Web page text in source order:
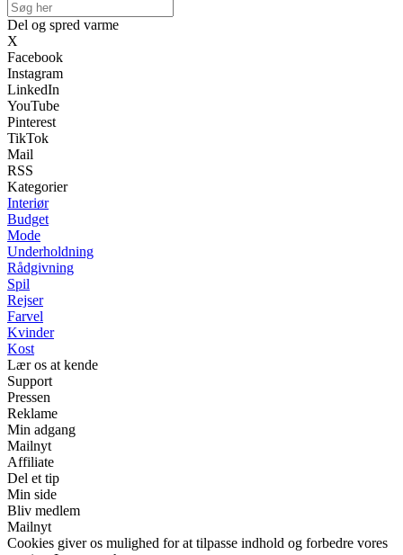
Del og spred varme
X
Facebook
Instagram
LinkedIn
YouTube
Pinterest
TikTok
Mail
RSS
Kategorier
Interiør
Budget
Mode
Underholdning
Rådgivning
Spil
Rejser
Farvel
Kvinder
Kost
Lær os at kende
Support
Pressen
Reklame
Min adgang
Mailnyt
Affiliate
Del et tip
Min side
Bliv medlem
Mailnyt
Cookies giver os mulighed for at tilpasse indhold og forbedre vores